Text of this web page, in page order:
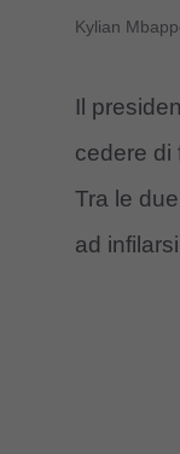
Kylian
Il
cedere di
Tra le
ad